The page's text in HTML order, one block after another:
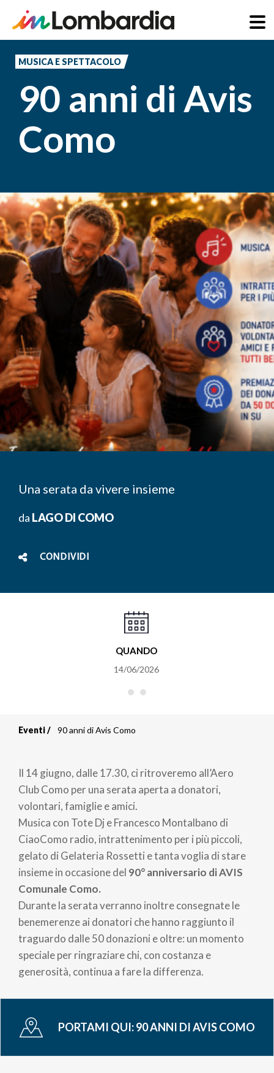
principale
MUSICA E SPETTACOLO
90 anni di Avis
Como
Una serata da vivere insieme
da LAGO DI COMO
CONDIVIDI
QUANDO
14/06/2026
di
pane
Eventi 90 anni di Avis Como
Il 14 giugno, dalle 17.30, ci ritroveremo all’Aero
Club Como per una serata aperta a donatori,
volontari, famiglie e amici.
Musica con Tote Dj e Francesco Montalbano di
CiaoComo radio, intrattenimento per i più piccoli,
gelato di Gelateria Rossetti e tanta voglia di stare
insieme in occasione del 90° anniversario di AVIS
Comunale Como.
Durante la serata verranno inoltre consegnate le
benemerenze ai donatori che hanno raggiunto il
traguardo dalle 50 donazioni e oltre: un momento
speciale per ringraziare chi, con costanza e
generosità, continua a fare la differenza.
PORTAMI QUI:90 ANNI DI AVIS COMO